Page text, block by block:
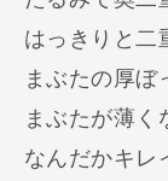
はっきりと二
まぶたの厚ぼ
まぶたが薄く
なんだかキレ